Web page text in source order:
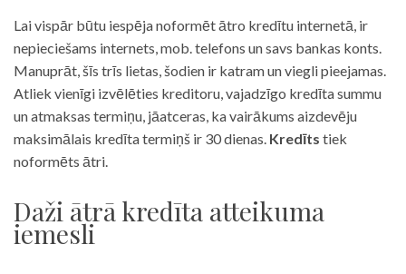
Lai vispār būtu iespēja noformēt ātro kredītu internetā, ir
nepieciešams internets, mob. telefons un savs bankas konts.
Manuprāt, šīs trīs lietas, šodien ir katram un viegli pieejamas.
Atliek vienīgi izvēlēties kreditoru, vajadzīgo kredīta summu
un atmaksas termiņu, jāatceras, ka vairākums aizdevēju
maksimālais kredīta termiņš ir 30 dienas. Kredīts tiek
noformēts ātri.
Daži ātrā kredīta atteikuma
iemesli